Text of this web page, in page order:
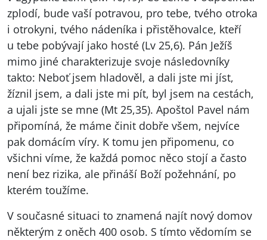
zplodí, bude vaší potravou, pro tebe, tvého otroka
i otrokyni, tvého nádeníka i přistěhovalce, kteří
u tebe pobývají jako hosté (Lv 25,6). Pán Ježíš
mimo jiné charakterizuje svoje následovníky
takto: Neboť jsem hladověl, a dali jste mi jíst,
žíznil jsem, a dali jste mi pít, byl jsem na cestách,
a ujali jste se mne (Mt 25,35). Apoštol Pavel nám
připomíná, že máme činit dobře všem, nejvíce
pak domácím víry. K tomu jen připomenu, co
všichni víme, že každá pomoc něco stojí a často
není bez rizika, ale přináší Boží požehnání, po
kterém toužíme.
V současné situaci to znamená najít nový domov
některým z oněch 400 osob. S tímto vědomím se